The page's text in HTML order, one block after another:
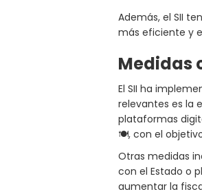
Además, el SII
más eficiente y
Medidas
El SII ha
relevantes es la
plataformas
🍽️, con el
Otras medidas
con el Estado o
aumentar la